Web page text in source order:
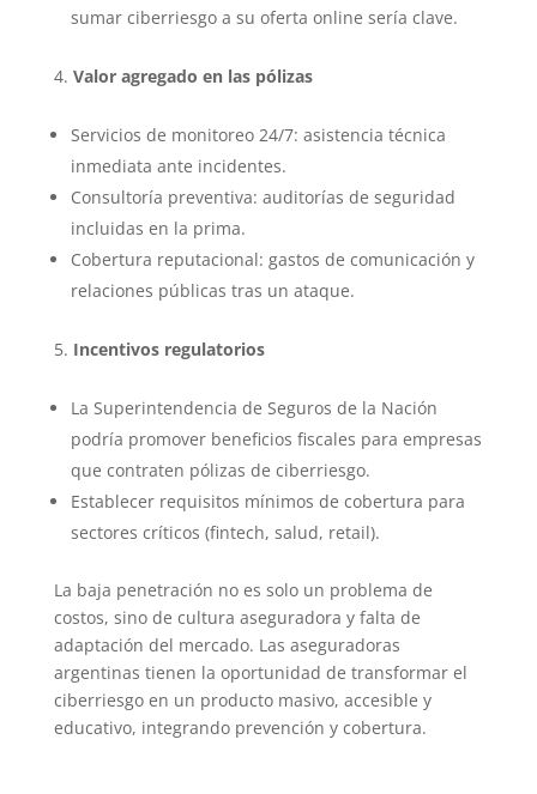
sumar ciberriesgo a su oferta online sería clave.
Valor agregado en las pólizas
Servicios de monitoreo 24/7: asistencia técnica
inmediata ante incidentes.
Consultoría preventiva: auditorías de seguridad
incluidas en la prima.
Cobertura reputacional: gastos de comunicación y
relaciones públicas tras un ataque.
Incentivos regulatorios
La Superintendencia de Seguros de la Nación
podría promover beneficios fiscales para empresas
que contraten pólizas de ciberriesgo.
Establecer requisitos mínimos de cobertura para
sectores críticos (fintech, salud, retail).
La baja penetración no es solo un problema de
costos, sino de cultura aseguradora y falta de
adaptación del mercado. Las aseguradoras
argentinas tienen la oportunidad de transformar el
ciberriesgo en un producto masivo, accesible y
educativo, integrando prevención y cobertura.